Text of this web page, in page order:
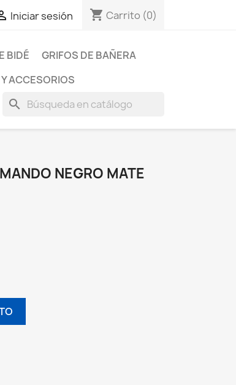
Iniciar sesión shopping_cart Carrito (0)
BIDÉ
GRIFOS DE BAÑERA
ACCESORIOS
search
NEGRO MATE